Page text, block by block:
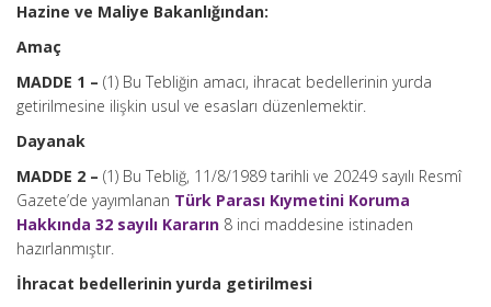
Hazine ve Maliye Bakanlığından:
Amaç
MADDE 1 – (1) Bu Tebliğin amacı, ihracat bedellerinin yurda
getirilmesine ilişkin usul ve esasları düzenlemektir.
Dayanak
MADDE 2 – (1) Bu Tebliğ, 11/8/1989 tarihli ve 20249 sayılı Resmî
Gazete’de yayımlanan Türk Parası Kıymetini Koruma
Hakkında 32 sayılı Kararın 8 inci maddesine istinaden
hazırlanmıştır.
İhracat bedellerinin yurda getirilmesi